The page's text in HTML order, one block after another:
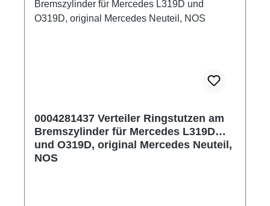
0004281437 Verteiler Ringstutzen am
Bremszylinder für Mercedes L319D
und O319D, original Mercedes Neuteil,
NOS